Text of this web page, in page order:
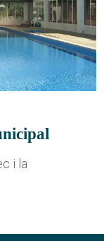
i la